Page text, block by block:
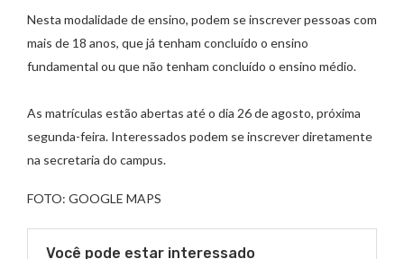
Nesta modalidade de ensino, podem se inscrever pessoas com
mais de 18 anos, que já tenham concluído o ensino
fundamental ou que não tenham concluído o ensino médio.
As matrículas estão abertas até o dia 26 de agosto, próxima
segunda-feira. Interessados podem se inscrever diretamente
na secretaria do campus.
FOTO: GOOGLE MAPS
Você pode estar interessado